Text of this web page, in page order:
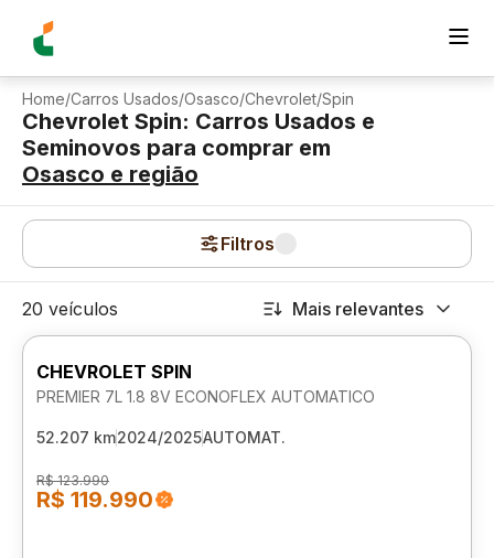
Home/Carros Usados/Osasco/Chevrolet/Spin
Chevrolet Spin: Carros Usados e
Seminovos para comprar em
Osasco e região
Filtros
20 veículos Mais relevantes
CHEVROLET SPIN
PREMIER 7L 1.8 8V ECONOFLEX AUTOMATICO
52.207 km2024/2025AUTOMAT.
R$ 123.990
R$ 119.990